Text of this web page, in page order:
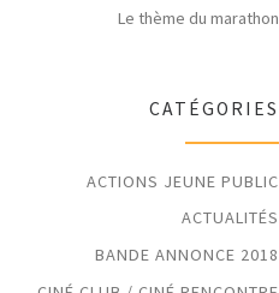
Le thème du marathon
CATÉGORIES
ACTIONS JEUNE PUBLIC
ACTUALITÉS
BANDE ANNONCE 2018